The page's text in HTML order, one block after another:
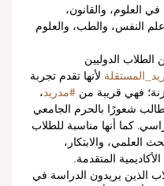
العلوم، والقانون،
النفس، والطب، والعلوم
الدوليين
لأنها تقدم تجربة
فهي قريبة من #مدريد،
شعورًا بالحرم الجامعي
كما أنها مناسبة للطلاب
العلمي، والابتكار،
المتقدمة.
الذين يريدون الدراسة في